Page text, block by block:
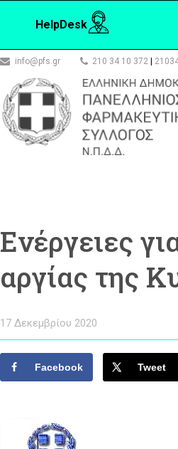
HelpDesk
info@pfs.gr 210 34 10 372
Ενέργειες
αργίας της
17 Δεκεμβρίου 2020
Facebook Tweet